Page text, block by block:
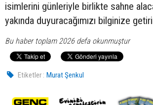
isimlerini günleriyle birlikte sahne
yakında duyuracağımızı bilginize
Bu haber toplam 2026 defa okunmuştur
Etiketler : Murat Şenkul